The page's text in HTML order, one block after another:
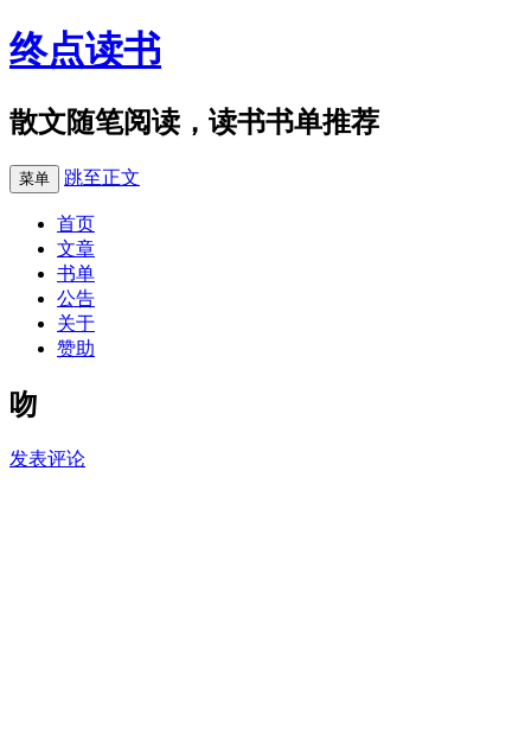
终点读书
散文随笔阅读，读书书单推荐
菜单 跳至正文
首页
文章
书单
公告
关于
赞助
吻
发表评论